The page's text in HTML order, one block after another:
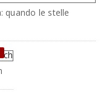
quando le stelle